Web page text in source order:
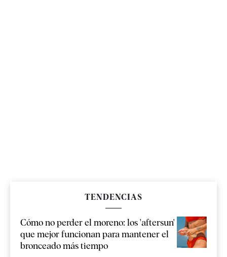
TENDENCIAS
Cómo no perder el moreno: los 'aftersun'
que mejor funcionan para mantener el
bronceado más tiempo